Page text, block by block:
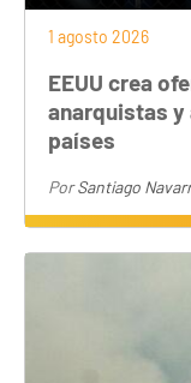
1 agosto 2026
EEUU crea
anarquistas
países
PorSantiago